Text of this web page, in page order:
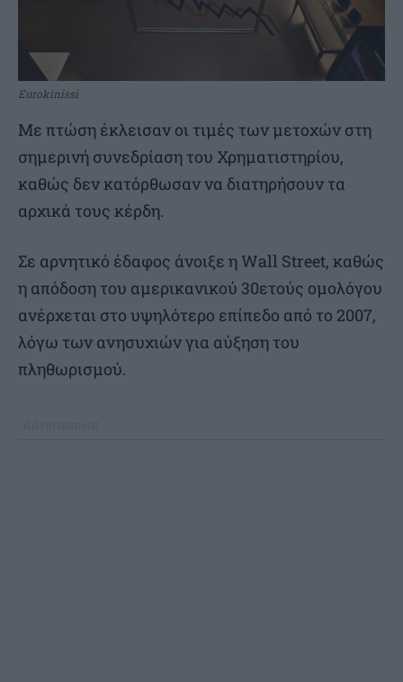
Eurokinissi
Με πτώση έκλεισαν οι τιμές των μετοχών στη
σημερινή συνεδρίαση του Χρηματιστηρίου,
καθώς δεν κατόρθωσαν να διατηρήσουν τα
αρχικά τους κέρδη.
Σε αρνητικό έδαφος άνοιξε η Wall Street, καθώς
η απόδοση του αμερικανικού 30ετούς ομολόγου
ανέρχεται στο υψηλότερο επίπεδο από το 2007,
λόγω των ανησυχιών για αύξηση του
πληθωρισμού.